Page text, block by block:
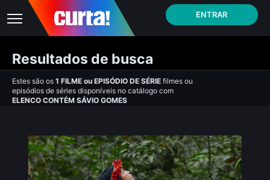
ENTRAR
Resultados de busca
Estes são os 1 FILME ou EPISÓDIO DE SÉRIE filmes ou
episódios de séries disponíveis no catálogo com
ELENCO CONTÉM SÁVIO GOMES